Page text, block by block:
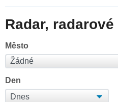
Radar,
Město
Den